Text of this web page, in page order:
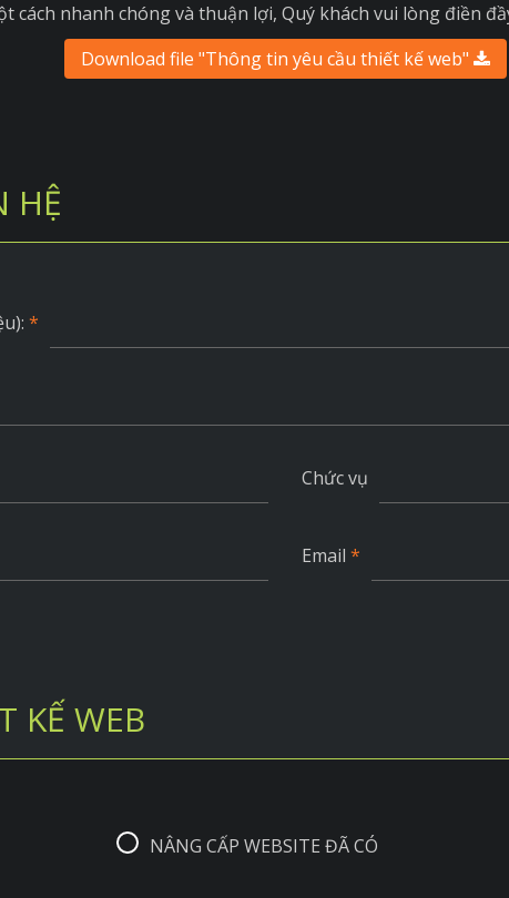
cách nhanh chóng và thuận lợi, Quý khách vui lòng điền
Download file "Thông tin yêu cầu thiết kế web"
HỆ
*
Chức vụ
Email *
KẾ WEB
NÂNG CẤP WEBSITE ĐÃ CÓ